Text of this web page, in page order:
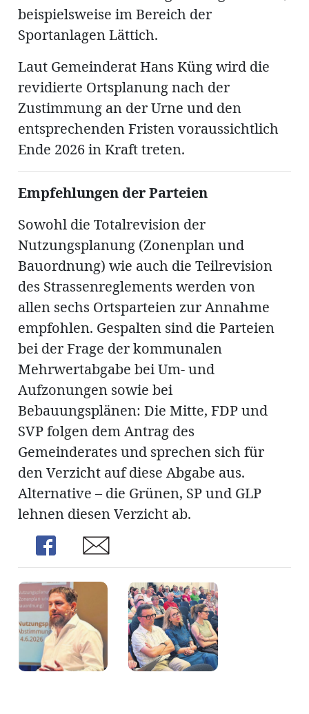
beispielsweise im Bereich der
Sportanlagen Lättich.
Laut Gemeinderat Hans Küng wird die
revidierte Ortsplanung nach der
Zustimmung an der Urne und den
entsprechenden Fristen voraussichtlich
Ende 2026 in Kraft treten.
Empfehlungen der Parteien
Sowohl die Totalrevision der
Nutzungsplanung (Zonenplan und
Bauordnung) wie auch die Teilrevision
des Strassenreglements werden von
allen sechs Ortsparteien zur Annahme
empfohlen. Gespalten sind die Parteien
bei der Frage der kommunalen
Mehrwertabgabe bei Um- und
Aufzonungen sowie bei
Bebauungsplänen: Die Mitte, FDP und
SVP folgen dem Antrag des
Gemeinderates und sprechen sich für
den Verzicht auf diese Abgabe aus.
Alternative – die Grünen, SP und GLP
lehnen diesen Verzicht ab.
Share
Share